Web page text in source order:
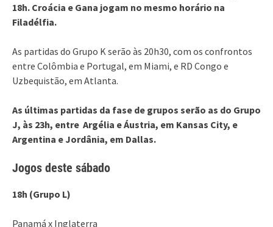
18h. Croácia e Gana jogam no mesmo horário na
Filadélfia.
As partidas do Grupo K serão às 20h30, com os confrontos
entre Colômbia e Portugal, em Miami, e RD Congo e
Uzbequistão, em Atlanta.
As últimas partidas da fase de grupos serão as do Grupo
J, às 23h, entre Argélia e Áustria, em Kansas City, e
Argentina e Jordânia, em Dallas.
Jogos deste sábado
18h (Grupo L)
Panamá x Inglaterra